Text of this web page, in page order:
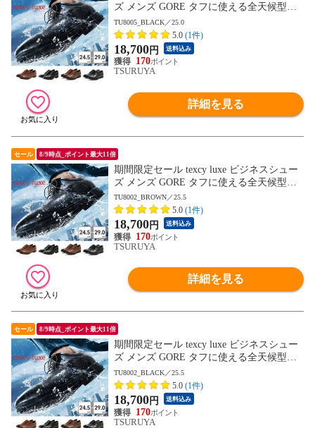
ズ メンズ GORE タフに使える全天候型ビ
ジネスシューズ TU8001 TU8002 TU8003 T
U8004 TU8005 TU8006 TU8007 テクシーリ
ュクス GORE-TEX ゴアテックス ゆったり
幅 3E 4E
TU8005_BLACK／25.0
5.0 (1件)
18,700円 送料込み
170
TSURUYA
詳細を見る
セール 8/9時点_ポイント最大11倍
期間限定セール texcy luxe ビジネスシュー
ズ メンズ GORE タフに使える全天候型ビ
ジネスシューズ TU8001 TU8002 TU8003 T
U8004 TU8005 TU8006 TU8007 テクシーリ
ュクス GORE-TEX ゴアテックス ゆったり
幅 3E 4E
TU8002_BROWN／25.5
5.0 (1件)
18,700円 送料込み
170
TSURUYA
詳細を見る
セール 8/9時点_ポイント最大11倍
期間限定セール texcy luxe ビジネスシュー
ズ メンズ GORE タフに使える全天候型ビ
ジネスシューズ TU8001 TU8002 TU8003 T
U8004 TU8005 TU8006 TU8007 テクシーリ
ュクス GORE-TEX ゴアテックス ゆったり
幅 3E 4E
TU8002_BLACK／25.5
5.0 (1件)
18,700円 送料込み
170
TSURUYA